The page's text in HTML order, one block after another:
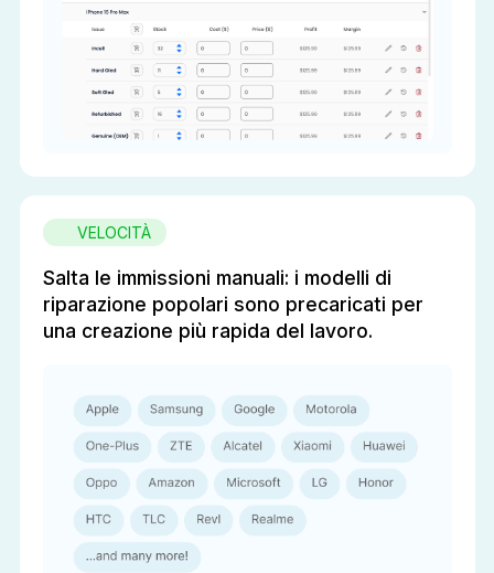
VELOCITÀ
Salta le immissioni manuali: i modelli di
riparazione popolari sono precaricati per
una creazione più rapida del lavoro.